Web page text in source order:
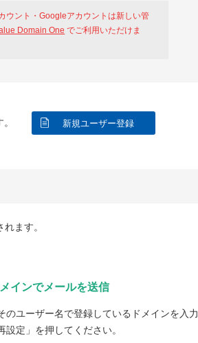
ウント・Googleアカウントは新しい管
Domain One でご利用いただけま
新規ユーザー登録
ます。
インでメールを送信
のユーザー名で登録しているドメインを入力
設定」を押してください。